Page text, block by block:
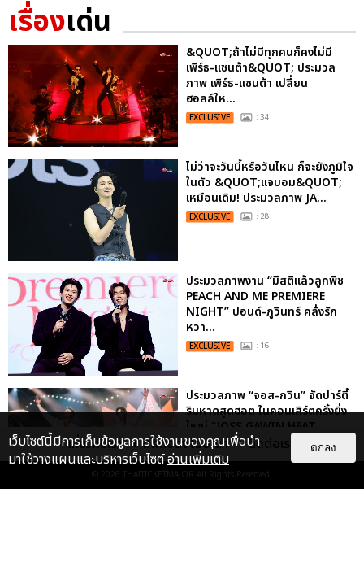
เรื่องเด่น
&QUOT;ถ้าไม่มีทุกคนก็คงไม่มี
เพิร์ธ-แซนต้า&QUOT; ประมวล
ภาพ เพิร์ธ-แซนต้า เปลี่ยน
ฮอลล์ให...
EXCLUSIVE : 34
ไม่ว่าจะวันนี้หรือวันไหน ก็จะยังภูมิใจ
ในตัว &QUOT;แจบอม&QUOT;
เหมือนเดิม! ประมวลภาพ JA...
EXCLUSIVE : 28
ประมวลภาพงาน “มีสติแล้วลูกพีช
PEACH AND ME PREMIERE
NIGHT” ปอนด์-ภูวินทร์ คลั่งรัก
หวา...
EXCLUSIVE : 16
ประมวลภาพ “จอส-กวิน” จัดปาร์ตี้
ริมหาดสุดฮอต ในคอนเสิร์ตครั้งยิ่ง
ใหญ่ “JOSS GAWIN HEAT ...
EXCLUSIVE : 34
เกี่ยวกับเรา ติดต่อลงโฆษณา ติดต่อเรา
© 2026 THAITICKETMAJOR All Rights Reserved.
เว็บไซต์นี้มีการเก็บข้อมูลการใช้งานของคุณเพื่อนำ
มาใช้วางแผนและบริหารเว็บไซต์อ่านเพิ่มเติม
ตกลง